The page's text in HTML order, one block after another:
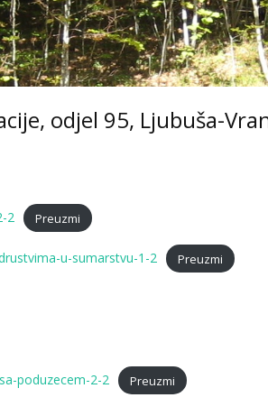
odjel 95, Ljubuša-
2 Preuzmi
u-sumarstvu-1-2 Preuzmi
poduzecem-2-2 Preuzmi